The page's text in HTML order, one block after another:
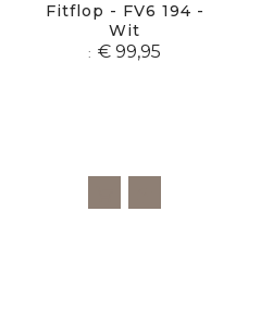
Fitflop - FV6 194 -
Wit
€ 99,95